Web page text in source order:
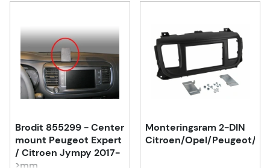
Brodit 855299 - Center
mount Peugeot Expert
/ Citroen Jympy 2017-
>mm
Monteringsram 2-DIN
Citroen/Opel/Peugeot/